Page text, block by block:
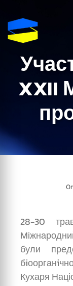
XXII
28-30
були
Кухаря